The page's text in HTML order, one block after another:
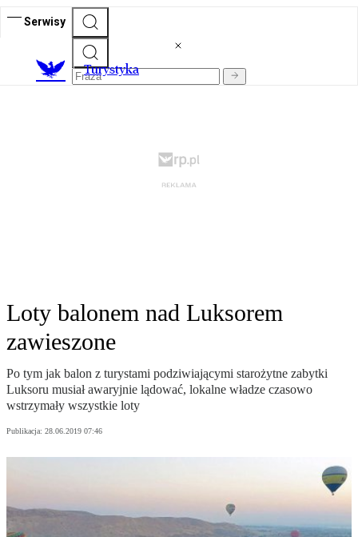
Serwisy
Turystyka
Loty balonem nad Luksorem
zawieszone
Po tym jak balon z turystami podziwiającymi starożytne zabytki
Luksoru musiał awaryjnie lądować, lokalne władze czasowo
wstrzymały wszystkie loty
Publikacja: 28.06.2019 07:46